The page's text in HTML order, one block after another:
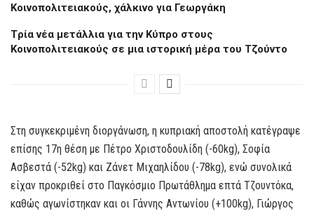
Κοινοπολιτειακούς, χάλκινο για Γεωργάκη
Tρία νέα μετάλλια για την Κύπρο στους
Κοινοπολιτειακούς σε μια ιστορική μέρα του Τζούντο
Στη συγκεκριμένη διοργάνωση, η κυπριακή αποστολή κατέγραψε
επίσης 17η θέση με Πέτρο Χριστοδουλίδη (-60kg), Σοφία
Ασβεστά (-52kg) και Ζάνετ Μιχαηλίδου (-78kg), ενώ συνολικά
είχαν προκριθεί στο Παγκόσμιο Πρωτάθλημα επτά Τζουντόκα,
καθώς αγωνίστηκαν και οι Γάννης Αντωνίου (+100kg), Γιώργος